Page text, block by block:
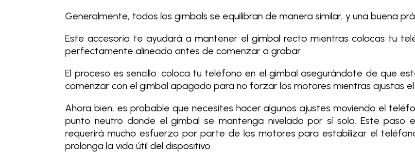
Generalmente, todos los gimbals se equilibran de manera similar, y una buena
Este accesorio te ayudará a mantener el gimbal recto mientras colocas tu
perfectamente alineado antes de comenzar a grabar.
El proceso es sencillo: coloca tu teléfono en el gimbal asegurándote de que
comenzar con el gimbal apagado para no forzar los motores mientras ajustas el
Ahora bien, es probable que necesites hacer algunos ajustes moviendo el
punto neutro donde el gimbal se mantenga nivelado por sí solo. Este paso
requerirá mucho esfuerzo por parte de los motores para estabilizar el
prolonga la vida útil del dispositivo.